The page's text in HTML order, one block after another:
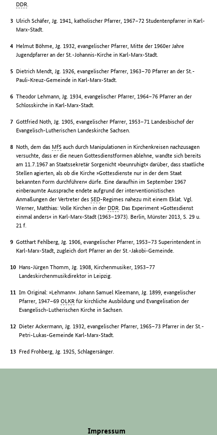
DDR.
Ulrich Schäfer, Jg. 1941, katholischer Pfarrer, 1967–72 Studentenpfarrer in Karl-
Marx-Stadt.
Helmut Böhme, Jg. 1932, evangelischer Pfarrer, Mitte der 1960er Jahre
Jugendpfarrer an der St.-Johannis-Kirche in Karl-Marx-Stadt.
Dietrich Mendt, Jg. 1926, evangelischer Pfarrer, 1963–70 Pfarrer an der St.-
Pauli-Kreuz-Gemeinde in Karl-Marx-Stadt.
Theodor Lehmann, Jg. 1934, evangelischer Pfarrer, 1964–76 Pfarrer an der
Schlosskirche in Karl-Marx-Stadt.
Gottfried Noth, Jg. 1905, evangelischer Pfarrer, 1953–71 Landesbischof der
Evangelisch-Lutherischen Landeskirche Sachsen.
Noth, dem das MfS auch durch Manipulationen in Kirchenkreisen nachzusagen
versuchte, dass er die neuen Gottesdienstformen ablehne, wandte sich bereits
am 11.7.1967 an Staatssekretär Sorgenicht »beunruhigt« darüber, dass staatliche
Stellen agierten, als ob die Kirche »Gottesdienste nur in der dem Staat
bekannten Form durchführen« dürfe. Eine daraufhin im September 1967
einberaumte Aussprache endete aufgrund der interventionistischen
Anmaßungen der Vertreter desSED-Regimes nahezu mit einem Eklat. Vgl.
Werner, Matthias: Volle Kirchen in der DDR. Das Experiment »Gottesdienst
einmal anders« in Karl-Marx-Stadt (1963–1973). Berlin, Münster 2013, S. 29 u.
21 f.
Gotthart Fehlberg, Jg. 1906, evangelischer Pfarrer, 1953–73 Superintendent in
Karl-Marx-Stadt, zugleich dort Pfarrer an der St.-Jakobi-Gemeinde.
Hans-Jürgen Thomm, Jg. 1908, Kirchenmusiker, 1953–77
Landeskirchenmusikdirektor in Leipzig.
Im Original: »Lehmann«. Johann Samuel Kleemann, Jg. 1899, evangelischer
Pfarrer, 1947–69OLKR für kirchliche Ausbildung und Evangelisation der
Evangelisch-Lutherischen Kirche in Sachsen.
Dieter Ackermann, Jg. 1932, evangelischer Pfarrer, 1965–73 Pfarrer in der St.-
Petri-Lukas-Gemeinde Karl-Marx-Stadt.
Fred Frohberg, Jg. 1925, Schlagersänger.
Impressum